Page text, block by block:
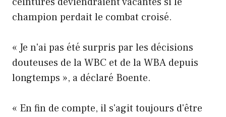
champion perdait le combat croisé.
« Je n'ai pas été surpris par les décisions
douteuses de la WBC et de la WBA depuis
longtemps », a déclaré Boente.
« En fin de compte, il s'agit toujours d'être